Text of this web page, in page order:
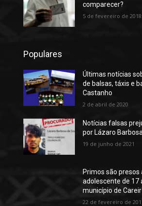
comparecer?
5 de fevereiro de 2018
Populares
Últimas notícias
de balsas, táxis e
Castanho
2 de abril de 2020
Notícias falsas
por Lázaro
19 de junho de 2021
Primos são
adolescente de 17
município de
22 de fevereiro de